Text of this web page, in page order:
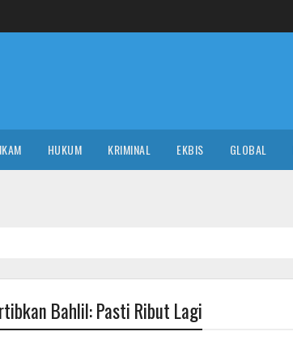
HUKUM KRIMINAL EKBIS GLOBAL
Bahlil: Pasti Ribut Lagi